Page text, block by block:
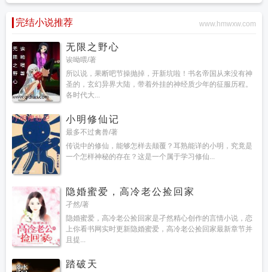
完结小说推荐 www.hmwxw.com
无限之野心
诶呦喂/著
所以说，果断吧节操抛掉，开新坑啦！书名帝国从来没有神
圣的，玄幻异界大陆，带着外挂的神经质少年的征服历程。
各时代大...
小明修仙记
最多不过禽兽/著
传说中的修仙，能够怎样去颠覆？耳熟能详的小明，究竟是
一个怎样神秘的存在？这是一个属于学习修仙...
隐婚蜜爱，高冷老公捡回家
孑然/著
隐婚蜜爱，高冷老公捡回家是孑然精心创作的言情小说，恋
上你看书网实时更新隐婚蜜爱，高冷老公捡回家最新章节并
且提...
踏破天